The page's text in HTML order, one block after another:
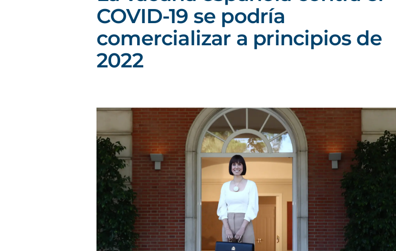
COVID-19 se podría
comercializar a principios de
2022